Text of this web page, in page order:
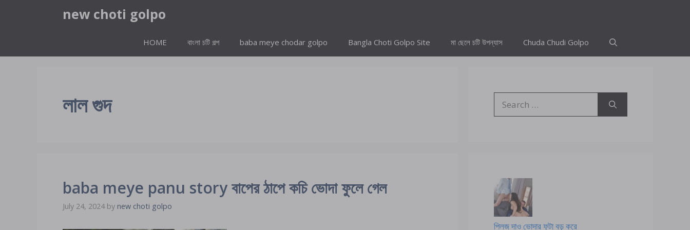
new choti golpo
HOME বাংলা চটি গল্প baba meye chodar golpo Bangla Choti Golpo Site মা ছেলে চটি উপন্যাস Chuda Chudi Golpo
লাল গুদ
baba meye panu story বাপের ঠাপে কচি ভোদা ফুলে গেল
July 24, 2024 by new choti golpo
for:
প্লিজ দাও ভোদার ফুটা বড় করে